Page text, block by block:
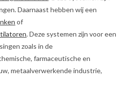
Daarnaast hebben wij een
of
. Deze systemen zijn voor een
zoals in de
farmaceutische en
metaalverwerkende industrie,